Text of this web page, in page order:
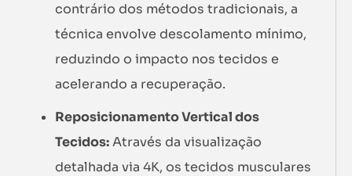
contrário dos métodos tradicionais, a
técnica envolve descolamento mínimo,
reduzindo o impacto nos tecidos e
acelerando a recuperação.
Reposicionamento Vertical dos
Tecidos:Através da visualização
detalhada via 4K, os tecidos musculares